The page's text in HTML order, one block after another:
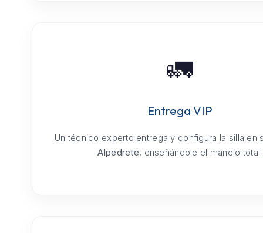
🚛
Entrega VIP
Un técnico experto entrega y configura la silla en
Alpedrete, enseñándole el manejo total.